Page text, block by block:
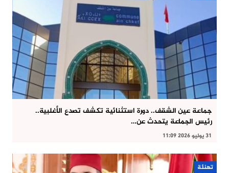
جماعة عين الشقف.. دورة استثنائية تكشف تصدع الأغلبية..
رئيس الجماعة يتحدث عن…
31 يوليو 2026 11:09
تهنئة